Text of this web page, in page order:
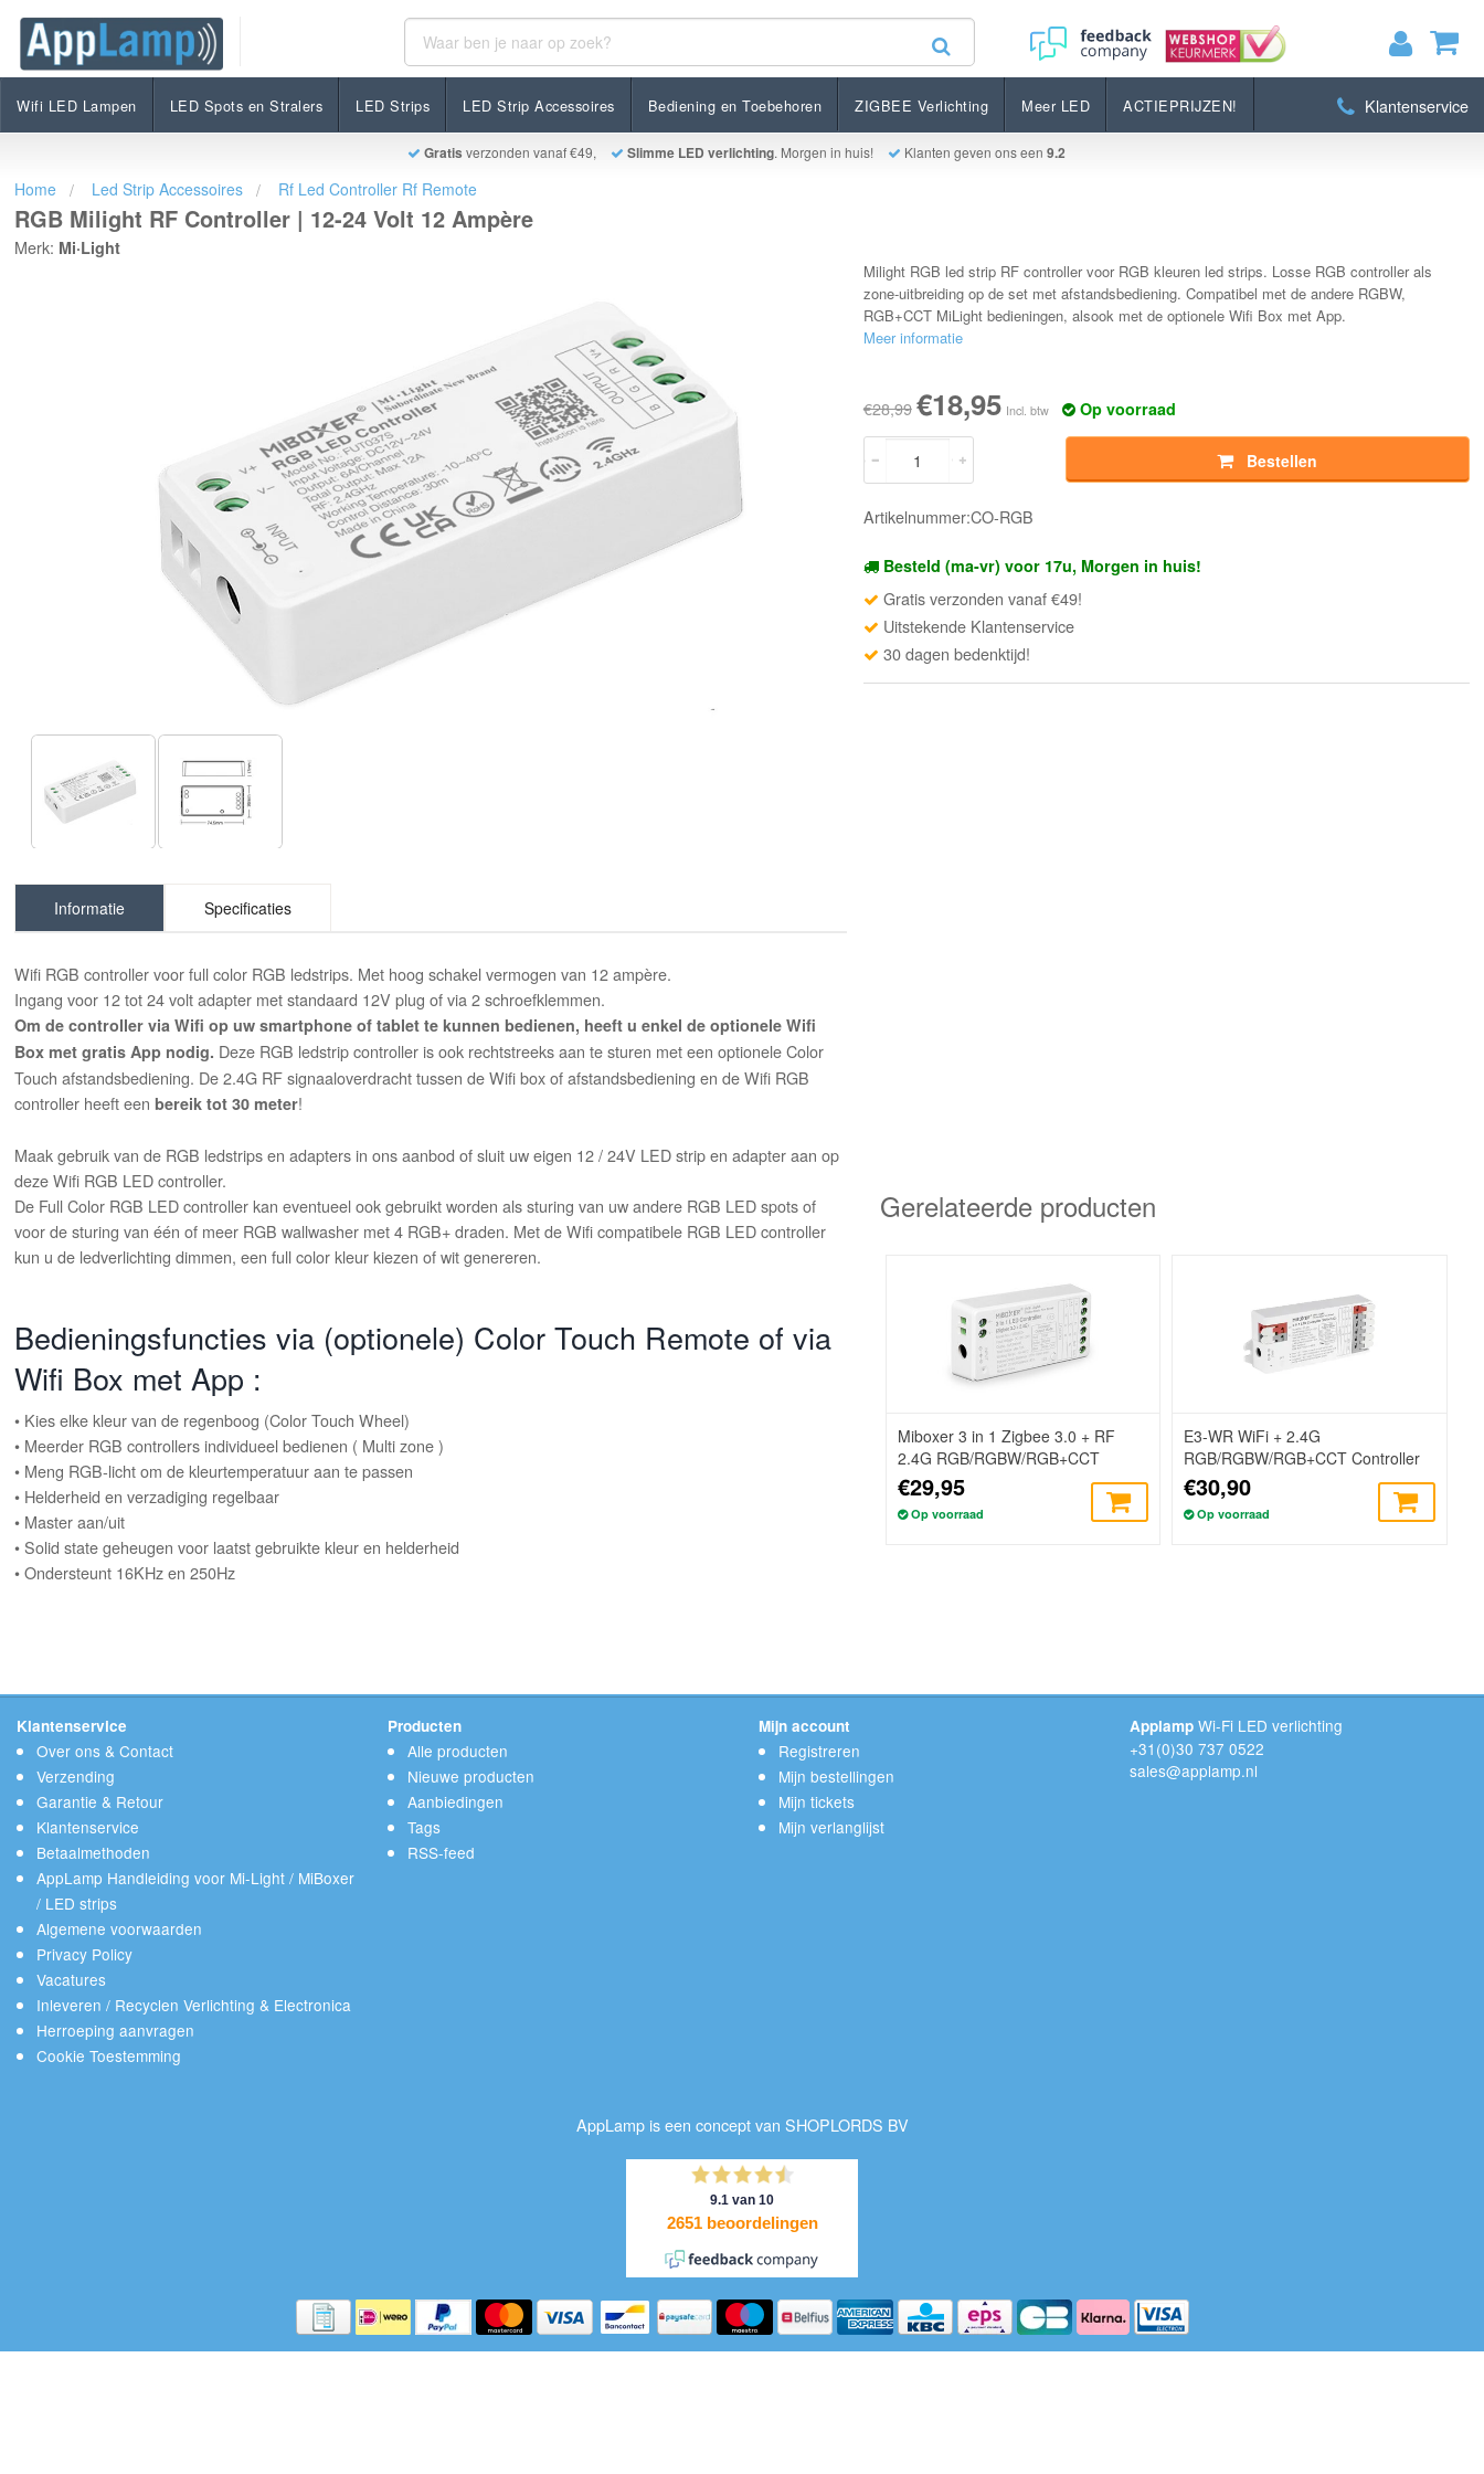
MIJN WINKELWAGEN
Wifi LED Lampen LED Spots en Stralers LED Strips LED Strip Accessoires Bediening en Toebehoren ZIGBEE Verlichting Meer LED ACTIEPRIJZEN! Klantenservice
Gratis verzonden vanaf €49, Slimme LED verlichting. Morgen in huis! Klanten geven ons een 9.2
RGB Milight RF Controller | 12-24 Volt 12 Ampère
€28,99€18,95 Op voorraad
Bestellen
Home Led Strip Accessoires Rf Led Controller Rf Remote
RGB Milight RF Controller | 12-24 Volt 12 Ampère
Merk: Mi·Light
Milight RGB led strip RF controller voor RGB kleuren led strips. Losse RGB controller als
zone-uitbreiding op de set met afstandsbediening. Compatibel met de andere RGBW,
RGB+CCT MiLight bedieningen, alsook met de optionele Wifi Box met App.
Meer informatie
€28,99 €18,95 Incl. btw Op voorraad
Bestellen
Artikelnummer:CO-RGB
Besteld (ma-vr) voor 17u, Morgen in huis!
Gratis verzonden vanaf €49!
Uitstekende Klantenservice
30 dagen bedenktijd!
Informatie Specificaties
Wifi RGB controller voor full color RGB ledstrips. Met hoog schakel vermogen van 12 ampère.
Ingang voor 12 tot 24 volt adapter met standaard 12V plug of via 2 schroefklemmen.
Om de controller via Wifi op uw smartphone of tablet te kunnen bedienen, heeft u enkel de optionele Wifi
Box met gratis App nodig. Deze RGB ledstrip controller is ook rechtstreeks aan te sturen met een optionele Color
Touch afstandsbediening. De 2.4G RF signaaloverdracht tussen de Wifi box of afstandsbediening en de Wifi RGB
controller heeft eenbereik tot 30 meter!
Maak gebruik van de RGB ledstrips en adapters in ons aanbod of sluit uw eigen 12 / 24V LED strip en adapter aan op
deze Wifi RGB LED controller.
De Full Color RGB LED controller kan eventueel ook gebruikt worden als sturing van uw andere RGB LED spots of
voor de sturing van één of meer RGB wallwasher met 4 RGB+ draden. Met de Wifi compatibele RGB LED controller
kun u de ledverlichting dimmen, een full color kleur kiezen of wit genereren.
Bedieningsfuncties via (optionele) Color Touch Remote of via
Wifi Box met App :
• Kies elke kleur van de regenboog (Color Touch Wheel)
• Meerder RGB controllers individueel bedienen ( Multi zone )
• Meng RGB-licht om de kleurtemperatuur aan te passen
• Helderheid en verzadiging regelbaar
• Master aan/uit
• Solid state geheugen voor laatst gebruikte kleur en helderheid
• Ondersteunt 16KHz en 250Hz
Gerelateerde producten
Miboxer 3 in 1 Zigbee 3.0 + RF
2.4G RGB/RGBW/RGB+CCT
Dimmer Controller
€29,95
Op voorraad
E3-WR WiFi + 2.4G
RGB/RGBW/RGB+CCT Controller
€30,90
Op voorraad
Klantenservice
Over ons & Contact
Verzending
Garantie & Retour
Klantenservice
Betaalmethoden
AppLamp Handleiding voor Mi-Light / MiBoxer
/ LED strips
Algemene voorwaarden
Privacy Policy
Vacatures
Inleveren / Recyclen Verlichting & Electronica
Herroeping aanvragen
Cookie Toestemming
Producten
Alle producten
Nieuwe producten
Aanbiedingen
Tags
RSS-feed
Mijn account
Registreren
Mijn bestellingen
Mijn tickets
Mijn verlanglijst
Applamp Wi-Fi LED verlichting
+31(0)30 737 0522
sales@applamp.nl
AppLamp is een concept van SHOPLORDS BV